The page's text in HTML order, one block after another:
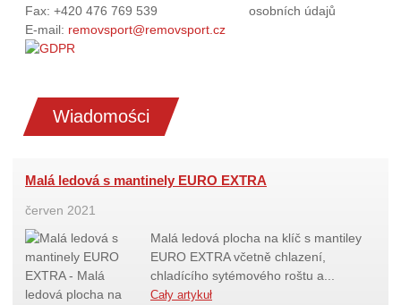
Fax: +420 476 769 539
E-mail: removsport@removsport.cz
osobních údajů
Wiadomości
Malá ledová s mantinely EURO EXTRA
červen 2021
Malá ledová plocha na klíč s mantiley
EURO EXTRA včetně chlazení,
chladícího sytémového roštu a...
Cały artykuł